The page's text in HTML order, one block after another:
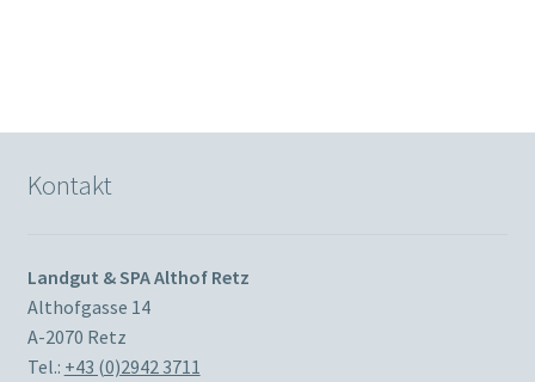
Kontakt
Landgut & SPA Althof Retz
Althofgasse 14
A-2070 Retz
Tel.: +43 (0)2942 3711